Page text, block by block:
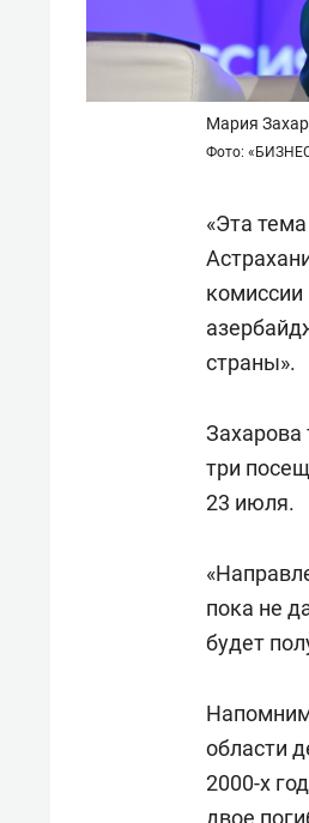
Мария
Фото:
«Эта
страны».
Захарова
три
23 июля.
пока не
будет
области
2000-х
двое